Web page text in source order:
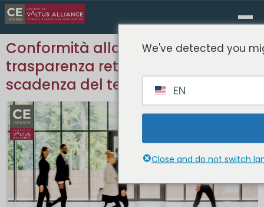
Conformità alla direttiva UE sulla
trasparenza retributiva dopo la
scadenza del termine
We've detected you
EN
Close and do not switch